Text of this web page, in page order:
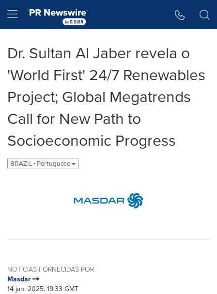
Hamburger menu
Dr. Sultan Al Jaber revela o
'World First' 24/7 Renewables
Project; Global Megatrends
Call for New Path to
Socioeconomic Progress
BRAZIL - Portuguese
NOTÍCIAS FORNECIDAS POR
Masdar
14 jan, 2025, 19:33 GMT